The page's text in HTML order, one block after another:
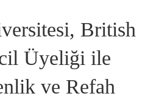
British
Üyeliği ile
ve Refah